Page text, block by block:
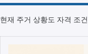
현재 주거 상황도 자격 조